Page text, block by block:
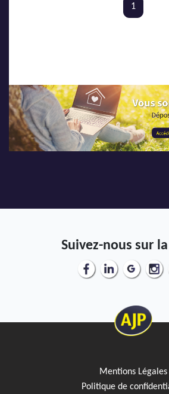
1
Suivez-nous sur
Mentions Légales
Politique de